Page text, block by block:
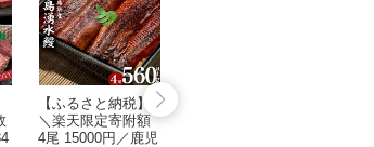
【ふるさと納税】
＼楽天限定寄附額
4尾 15000円／鹿児